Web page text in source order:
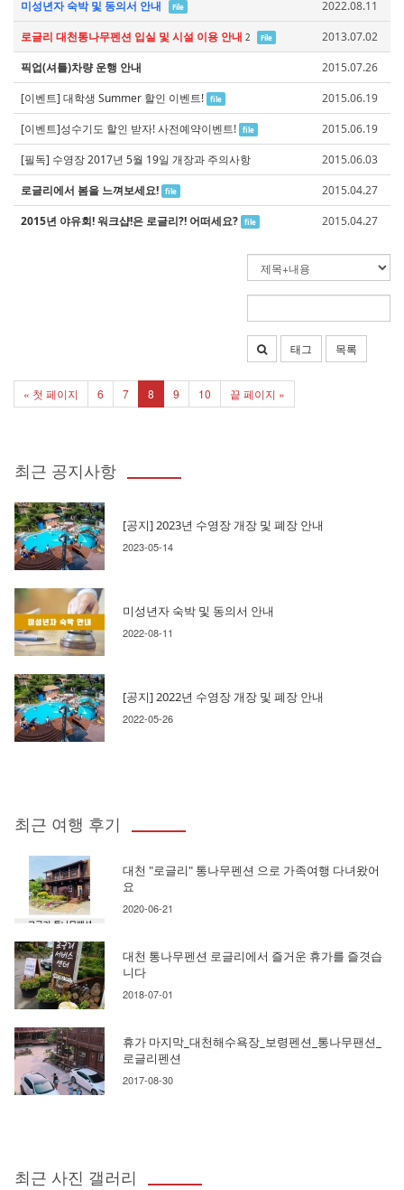
미성년자 숙박 및 동의서 안내 File
2022.08.11
로글리 대천통나무펜션 입실 및 시설 이용 안내 2 File
2013.07.02
픽업(셔틀)차량 운행 안내
2015.07.26
[이벤트] 대학생 Summer 할인 이벤트!
file
2015.06.19
[이벤트]성수기도 할인 받자! 사전예약이벤트!
file
2015.06.19
[필독] 수영장 2017년 5월 19일 개장과 주의사항
2015.06.03
로글리에서 봄을 느껴보세요!
file
2015.04.27
2015년 야유회! 워크샵!은 로글리?! 어떠세요?
file 2015.04.27
태그 목록
« 첫 페이지 6 7 8 9 10 끝 페이지 »
최근 공지사항
[공지] 2023년 수영장 개장 및 폐장 안내
2023-05-14
미성년자 숙박 및 동의서 안내
2022-08-11
[공지] 2022년 수영장 개장 및 폐장 안내
2022-05-26
최근 여행 후기
대천 "로글리" 통나무펜션 으로 가족여행 다녀왔어
요
2020-06-21
대천 통나무펜션 로글리에서 즐거운 휴가를 즐겻습
니다
2018-07-01
휴가 마지막_대천해수욕장_보령펜션_통나무팬션_
로글리펜션
2017-08-30
최근 사진 갤러리